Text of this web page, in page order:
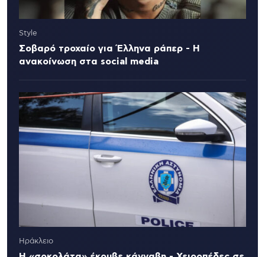
Style
Σοβαρό τροχαίο για Έλληνα ράπερ - Η
ανακοίνωση στα social media
Ηράκλειο